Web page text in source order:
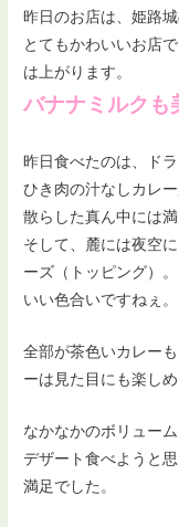
昨日のお店は、姫路
とてもかわいいお店
は上がります。
バナナミルクも
昨日食べたのは、ドラ
ひき肉の汁なしカレ
散らした真ん中には満
そして、麓には夜空
ーズ（トッピング）。
いい色合いですねぇ。
全部が茶色いカレー
ーは見た目にも楽しめ
なかなかのボリューム
デザート食べようと
満足でした。